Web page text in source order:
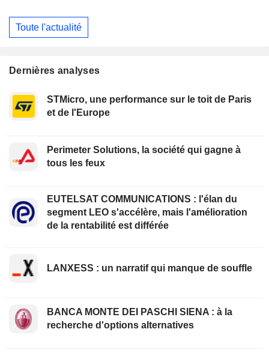
Toute l'actualité
Dernières analyses
STMicro, une performance sur le toit de Paris
et de l'Europe
Perimeter Solutions, la société qui gagne à
tous les feux
EUTELSAT COMMUNICATIONS : l'élan du
segment LEO s'accélère, mais l'amélioration
de la rentabilité est différée
LANXESS : un narratif qui manque de souffle
BANCA MONTE DEI PASCHI SIENA : à la
recherche d'options alternatives